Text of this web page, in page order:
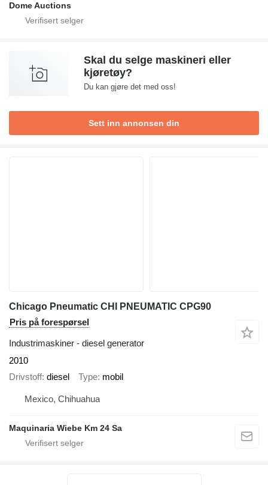
Dome Auctions
Skal du selge maskineri eller
kjøretøy?
Du kan gjøre det med oss!
Sett inn annonsen din
Chicago Pneumatic CHI PNEUMATIC CPG90
Pris på forespørsel
Industrimaskiner - diesel generator
2010
Drivstoff diesel Type mobil
Mexico, Chihuahua
Maquinaria Wiebe Km 24 Sa